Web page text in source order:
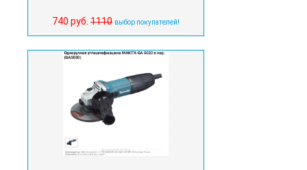
740 руб. 1110 выбор покупателей!